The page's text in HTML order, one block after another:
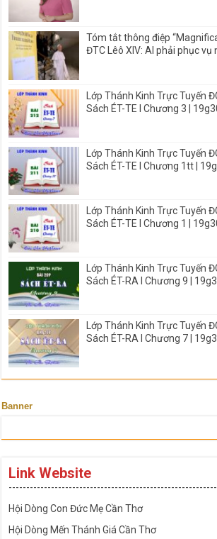
Tóm tắt thông điệp
ĐTC Lêô XIV: AI phải phục vụ
Lớp Thánh Kinh Trực Tuyến
Sách ÉT-TE I Chương 3 |
Lớp Thánh Kinh Trực Tuyến
Sách ÉT-TE I Chương 1tt |
Lớp Thánh Kinh Trực Tuyến
Sách ÉT-TE I Chương 1 |
Lớp Thánh Kinh Trực Tuyến
Sách ÉT-RA I Chương 9 |
Lớp Thánh Kinh Trực Tuyến
Sách ÉT-RA I Chương 7 |
Banner
Link Website
Hội Dòng Con Đức Mẹ Cần Thơ
Hội Dòng Mến Thánh Giá Cần Thơ